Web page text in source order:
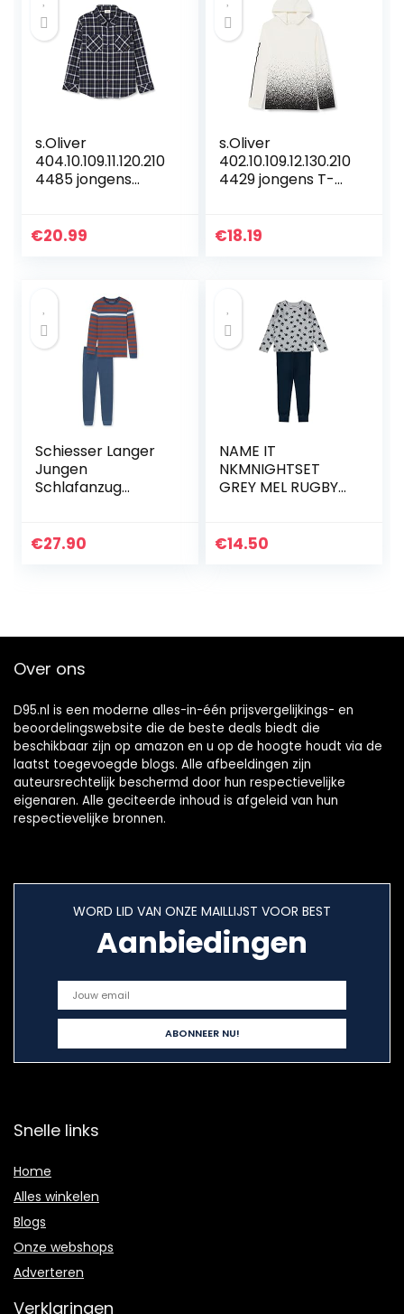
s.Oliver
404.10.109.11.120.210
4485 jongens
€20.99
s.Oliver
402.10.109.12.130.210
4429 jongens T-
€18.19
Schiesser Langer
Jungen
Schlafanzug
€27.90
NAME IT
NKMNIGHTSET
GREY MEL RUGBY
€14.50
Over ons
D95.nl is een moderne alles-in-één prijsvergelijkings- en
beoordelingswebsite die de beste deals biedt die
beschikbaar zijn op amazon en u op de hoogte houdt via de
laatst toegevoegde blogs. Alle afbeeldingen zijn
auteursrechtelijk beschermd door hun respectievelijke
eigenaren. Alle geciteerde inhoud is afgeleid van hun
respectievelijke bronnen.
WORD LID VAN ONZE MAILLIJST VOOR BEST
Aanbiedingen
Snelle links
Home
Alles winkelen
Blogs
Onze webshops
Adverteren
Verklaringen